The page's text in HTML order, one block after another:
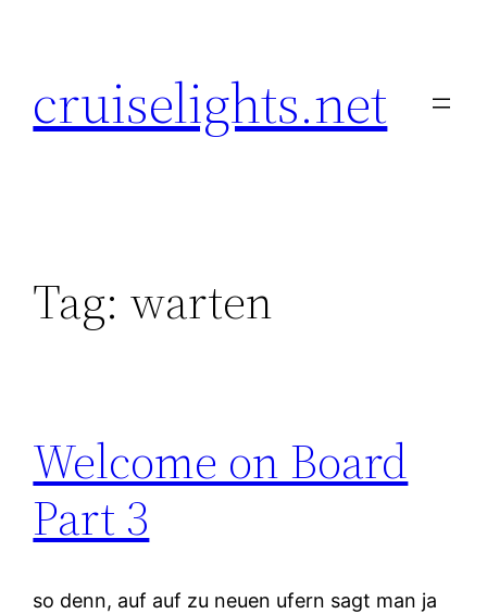
cruiselights.net
Tag: warten
Welcome on Board
Part 3
so denn, auf auf zu neuen ufern sagt man ja